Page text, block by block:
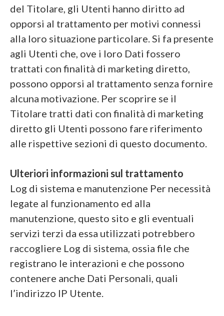
del Titolare, gli Utenti hanno diritto ad
opporsi al trattamento per motivi connessi
alla loro situazione particolare. Si fa presente
agli Utenti che, ove i loro Dati fossero
trattati con finalità di marketing diretto,
possono opporsi al trattamento senza fornire
alcuna motivazione. Per scoprire se il
Titolare tratti dati con finalità di marketing
diretto gli Utenti possono fare riferimento
alle rispettive sezioni di questo documento.
Ulteriori informazioni sul trattamento
Log di sistema e manutenzione Per necessità
legate al funzionamento ed alla
manutenzione, questo sito e gli eventuali
servizi terzi da essa utilizzati potrebbero
raccogliere Log di sistema, ossia file che
registrano le interazioni e che possono
contenere anche Dati Personali, quali
l’indirizzo IP Utente.